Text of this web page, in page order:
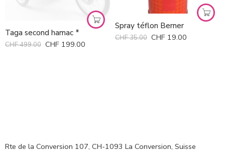
Taga second hamac *
CHF499.00 CHF 199.00
Spray téflon Berner
CHF35.00 CHF 19.00
Rte de la Conversion 107, CH-1093 La Conversion, Suisse